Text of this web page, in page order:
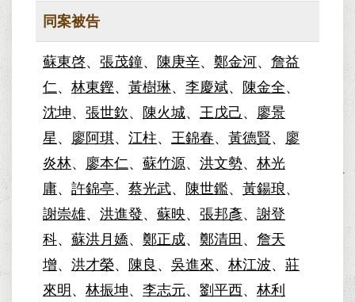
同案被告
蘇東啓、 張茂鐘、 陳庚辛、 鄭金河、 詹益
仁、 林東鏗、 黃樹琳、 李慶斌、 陳金全、
沈坤、 張世欽、 陳火城、 王戊己 、 廖景
星 、 廖阿琪、 江柱、 王錦春、 黃德賢、 廖
炎林、 廖本仁、 蘇竹源、 洪文勢、 林光
庸、 許錦亭、 蔡光武、 陳世鑑、 黃鍚琅 、
謝崇雄、 洪進發、 蘇映、 張邦彥、 謝登
科、 蘇洪月嬌、 鄭正成、 鄭清田 、 詹天
增、 洪才榮、 陳良 、 吳進來、 林江波、 莊
來明 、 林振坤、 李志元、 劉平西、 林利